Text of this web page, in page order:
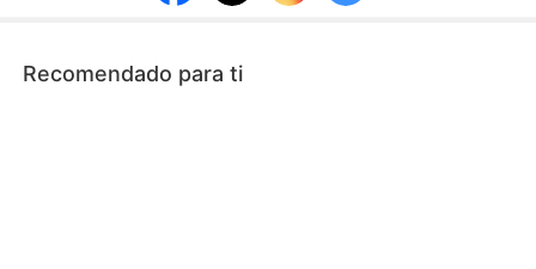
Recomendado para ti